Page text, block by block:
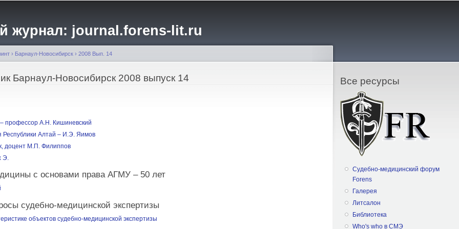
содержанию
журнал: journal.forens-lit.ru
› Барнаул-Новосибирск › 2008 Вып. 14
Барнаул-Новосибирск 2008 выпуск 14
профессор А.Н. Кишиневский
Республики Алтай – И.Э. Яимов
доцент М.П. Филиппов
Э.
с основами права АГМУ – 50 лет
судебно-медицинской экспертизы
объектов судебно-медицинской экспертизы
Все ресурсы
Судебно-медицинский форум
Forens
Галерея
Литсалон
Библиотека
Who's who в СМЭ